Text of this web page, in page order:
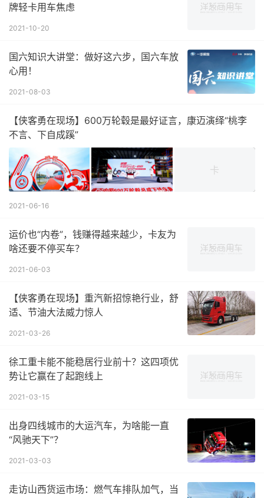
牌轻卡用车焦虑
2021-10-20
国六知识大讲堂：做好这六步，国六车放
心用！
2021-08-03
【侠客勇在现场】600万轮毂是最好证言，康迈演绎“桃李
不言、下自成蹊”
2021-06-16
运价也“内卷”，钱赚得越来越少，卡友为
啥还要不停买车？
2021-06-03
【侠客勇在现场】重汽新招惊艳行业，舒
适、节油大法威力惊人
2021-03-26
徐工重卡能不能稳居行业前十？这四项优
势让它赢在了起跑线上
2021-03-15
出身四线城市的大运汽车，为啥能一直
“风驰天下”？
2021-03-03
走访山西货运市场：燃气车排队加气，当